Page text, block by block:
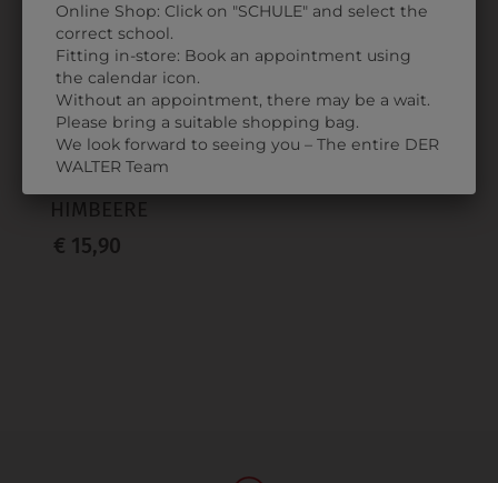
6BAND181945
HIMBEERE
€ 15,90
Online Shop: Click on "SCHULE" and select the
correct school.
Fitting in-store: Book an appointment using
the calendar icon.
Without an appointment, there may be a wait.
Please bring a suitable shopping bag.
We look forward to seeing you – The entire DER
WALTER Team